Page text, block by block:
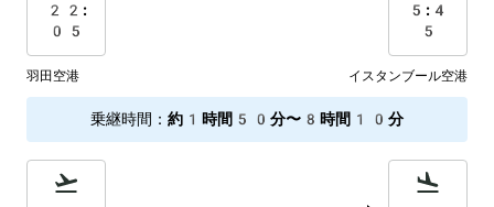
22:
05
5:4
5
羽田空港 イスタンブール空港
乗継時間 ： 約1時間50分〜8時間10分